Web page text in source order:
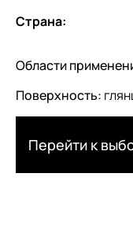
Страна:
Области
Поверхность:
Перейти к